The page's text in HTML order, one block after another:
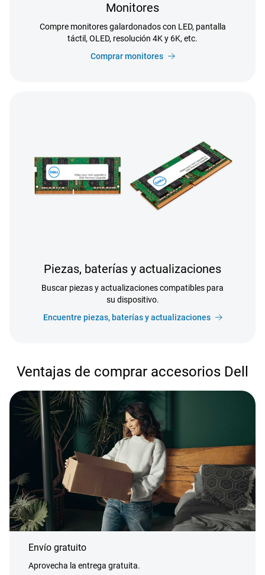
Monitores
Compre monitores galardonados con LED, pantalla
táctil, OLED, resolución 4K y 6K, etc.
Comprar monitores
Piezas, baterías y actualizaciones
Buscar piezas y actualizaciones compatibles para
su dispositivo.
Encuentre piezas, baterías y actualizaciones
Ventajas de comprar accesorios Dell
Envío gratuito
Aprovecha la entrega gratuita.